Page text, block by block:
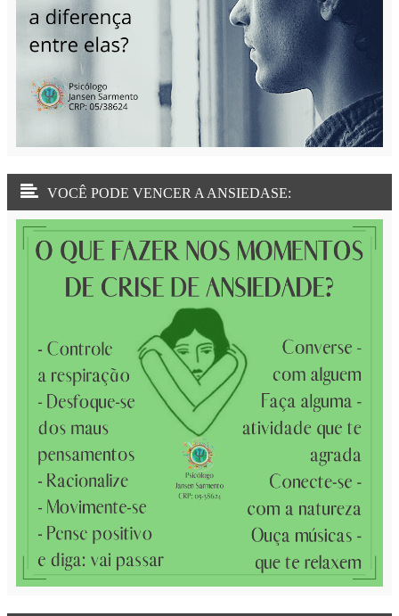
VOCÊ PODE VENCER A ANSIEDASE: